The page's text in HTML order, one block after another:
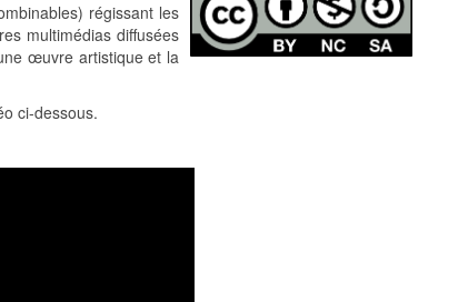
régissant les
multimédias diffusées
œuvre artistique et la
ci-dessous.